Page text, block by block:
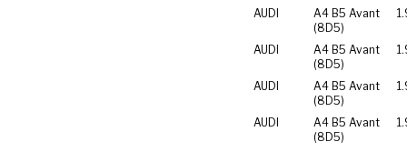
AUDI
A4 B5 Avant
(8D5)
AUDI
A4 B5 Avant
(8D5)
AUDI
A4 B5 Avant
(8D5)
AUDI
A4 B5 Avant
(8D5)